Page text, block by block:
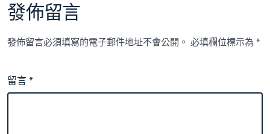
發佈留言
發佈留言必須填寫的電子郵件地址不會公開。 必填欄位標示為*
留言*